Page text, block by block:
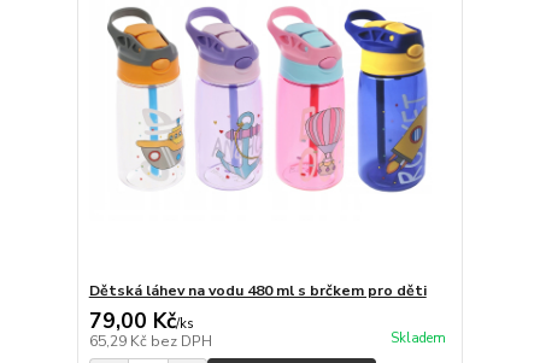
Dětská láhev na vodu 480 ml s brčkem pro děti
79,00 Kč/ks
65,29 Kč bez DPH Skladem